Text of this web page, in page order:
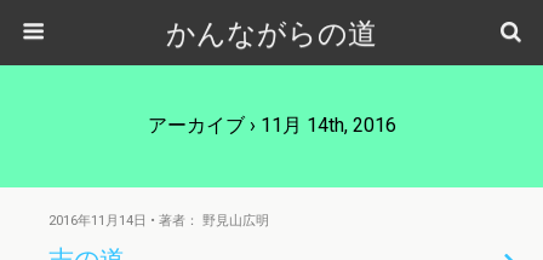
かんながらの道
アーカイブ › 11月 14th, 2016
2016年11月14日 • 著者： 野見山広明